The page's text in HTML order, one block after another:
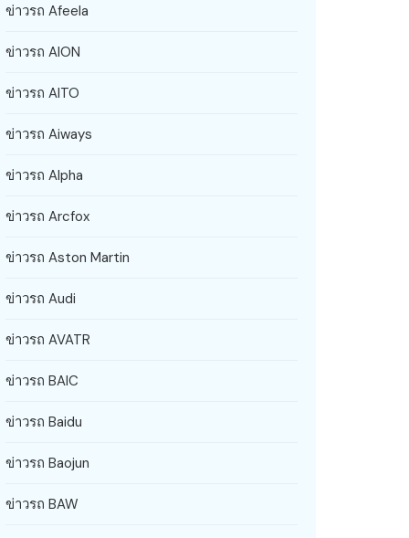
ข่าวรถ Afeela
ข่าวรถ AION
ข่าวรถ AITO
ข่าวรถ Aiways
ข่าวรถ Alpha
ข่าวรถ Arcfox
ข่าวรถ Aston Martin
ข่าวรถ Audi
ข่าวรถ AVATR
ข่าวรถ BAIC
ข่าวรถ Baidu
ข่าวรถ Baojun
ข่าวรถ BAW